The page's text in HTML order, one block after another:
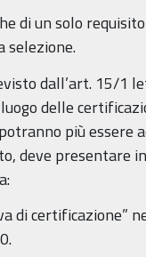
di un solo
selezione.
dall’art. 15/1
delle
più
deve presentare
di certificazione”